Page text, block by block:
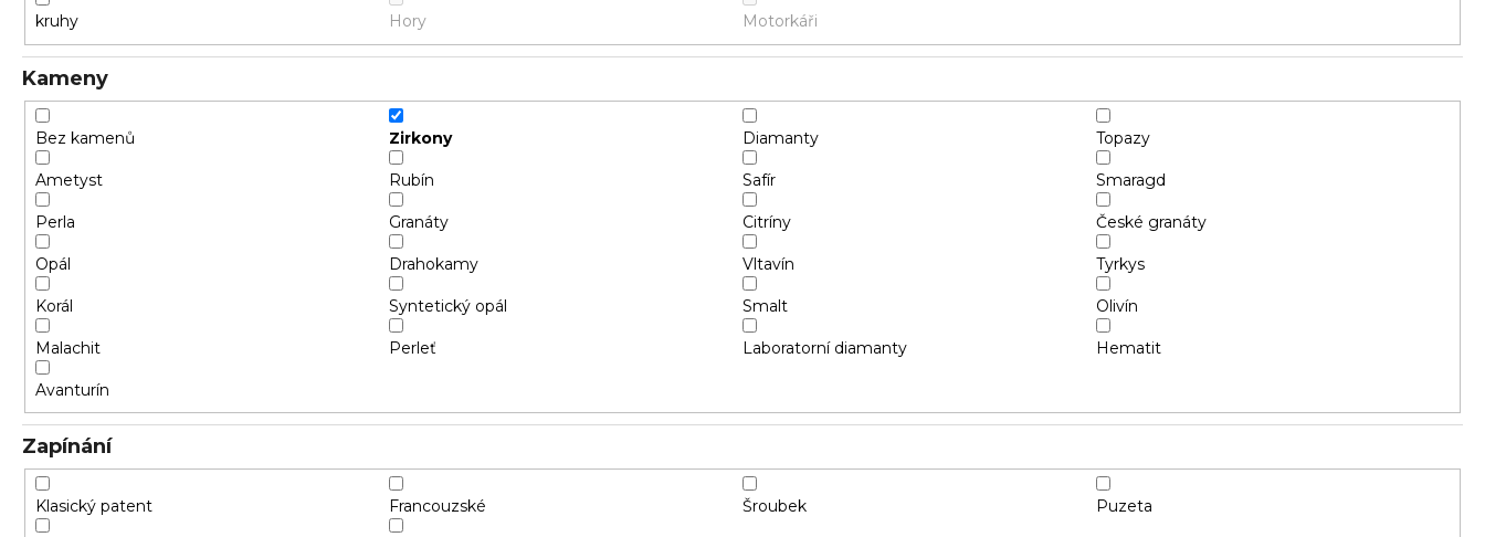
kruhy Hory Motorkáři
Kameny
Bez kamenů Zirkony Diamanty Topazy
Ametyst Rubín Safír Smaragd
Perla Granáty Citríny České granáty
Opál Drahokamy Vltavín Tyrkys
Korál Syntetický opál Smalt Olivín
Malachit Perleť Laboratorní diamanty Hematit
Avanturín
Zapínání
Klasický patent Francouzské Šroubek Puzeta